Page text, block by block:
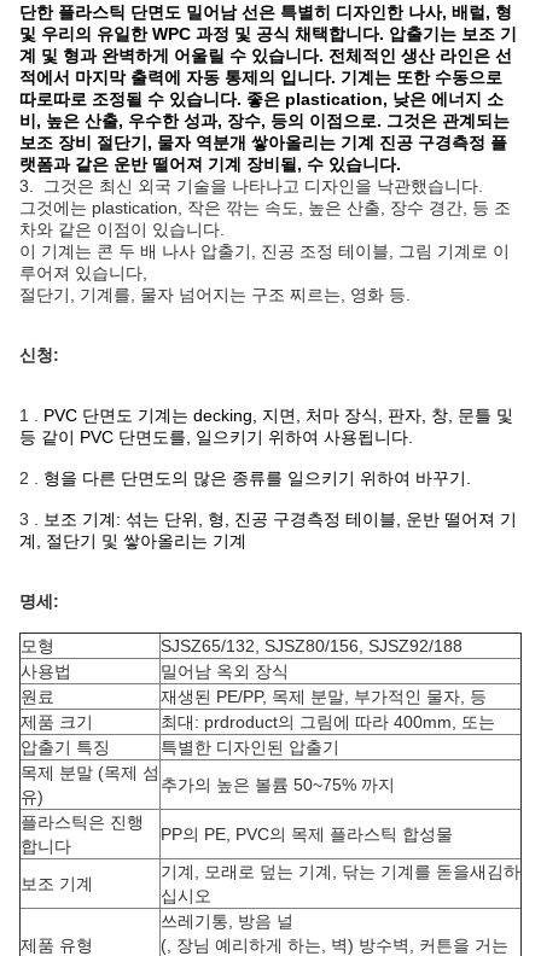
단한 플라스틱 단면도 밀어남 선은 특별히 디자인한 나사, 배럴, 형
및 우리의 유일한 WPC 과정 및 공식 채택합니다. 압출기는 보조 기
계 및 형과 완벽하게 어울릴 수 있습니다. 전체적인 생산 라인은 선
적에서 마지막 출력에 자동 통제의 입니다. 기계는 또한 수동으로
따로따로 조정될 수 있습니다. 좋은 plastication, 낮은 에너지 소
비, 높은 산출, 우수한 성과, 장수, 등의 이점으로. 그것은 관계되는
보조 장비 절단기, 물자 역분개 쌓아올리는 기계 진공 구경측정 플
랫폼과 같은 운반 떨어져 기계 장비될, 수 있습니다.
3. 그것은 최신 외국 기술을 나타나고 디자인을 낙관했습니다.
그것에는 plastication, 작은 깎는 속도, 높은 산출, 장수 경간, 등 조
차와 같은 이점이 있습니다.
이 기계는 콘 두 배 나사 압출기, 진공 조정 테이블, 그림 기계로 이
루어져 있습니다,
절단기, 기계를, 물자 넘어지는 구조 찌르는, 영화 등.
신청:
1 . PVC 단면도 기계는 decking, 지면, 처마 장식, 판자, 창, 문틀 및
등 같이 PVC 단면도를, 일으키기 위하여 사용됩니다.
2 . 형을 다른 단면도의 많은 종류를 일으키기 위하여 바꾸기.
3 .
보조 기계: 섞는 단위, 형, 진공 구경측정 테이블, 운반 떨어져 기
계, 절단기 및 쌓아올리는 기계
명세:
모형
SJSZ65/132, SJSZ80/156, SJSZ92/188
사용법
밀어남 옥외 장식
원료
재생된 PE/PP, 목제 분말, 부가적인 물자, 등
제품 크기
최대: prdroduct의 그림에 따라 400mm, 또는
압출기 특징
특별한 디자인된 압출기
목제 분말 (목제 섬
유)
추가의 높은 볼륨 50~75% 까지
플라스틱은 진행
합니다
PP의 PE, PVC의 목제 플라스틱 합성물
보조 기계
기계, 모래로 덮는 기계, 닦는 기계를 돋을새김하
십시오
제품 유형
쓰레기통, 방음 널
(, 장님 예리하게 하는, 벽) 방수벽, 커튼을 거는